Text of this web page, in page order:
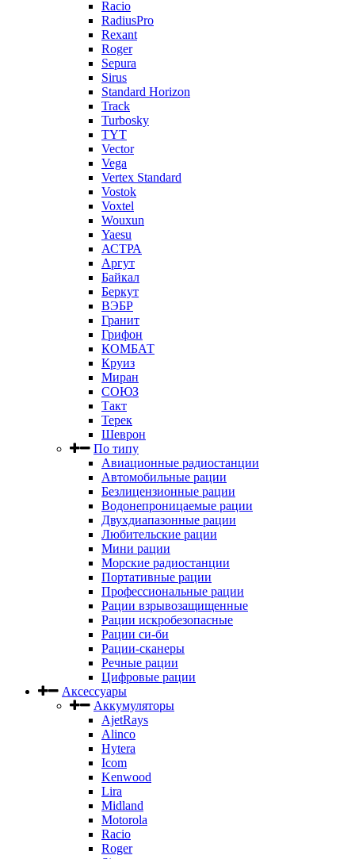
Racio
RadiusPro
Rexant
Roger
Sepura
Sirus
Standard Horizon
Track
Turbosky
TYT
Vector
Vega
Vertex Standard
Vostok
Voxtel
Wouxun
Yaesu
АСТРА
Аргут
Байкал
Беркут
ВЭБР
Гранит
Грифон
КОМБАТ
Круиз
Миран
СОЮЗ
Такт
Терек
Шеврон
По типу
Авиационные радиостанции
Автомобильные рации
Безлицензионные рации
Водонепроницаемые рации
Двухдиапазонные рации
Любительские рации
Мини рации
Морские радиостанции
Портативные рации
Профессиональные рации
Рации взрывозащищенные
Рации искробезопасные
Рации си-би
Рации-сканеры
Речные рации
Цифровые рации
Аксессуары
Аккумуляторы
AjetRays
Alinco
Hytera
Icom
Kenwood
Lira
Midland
Motorola
Racio
Roger